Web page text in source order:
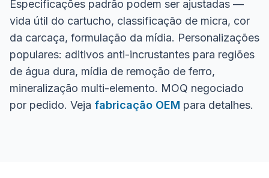
Especificações padrão podem ser ajustadas —
vida útil do cartucho, classificação de micra, cor
da carcaça, formulação da mídia. Personalizações
populares: aditivos anti-incrustantes para regiões
de água dura, mídia de remoção de ferro,
mineralização multi-elemento. MOQ negociado
por pedido. Veja fabricação OEM para detalhes.